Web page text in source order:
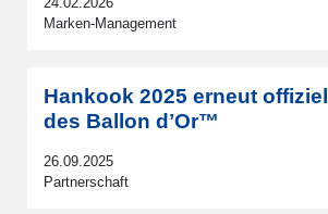
Marken-Management
Hankook 2025 erneut
des Ballon dʼOr™
26.09.2025
Partnerschaft